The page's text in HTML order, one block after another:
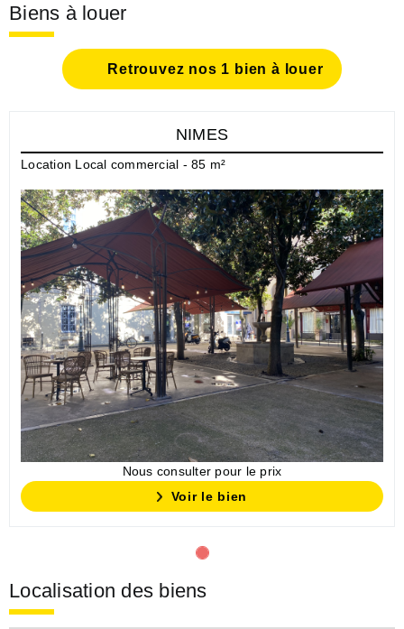
Biens à louer
Retrouvez nos 1 bien à louer
NIMES
Location Local commercial - 85 m²
Nous consulter pour le prix
Voir le bien
Localisation des biens